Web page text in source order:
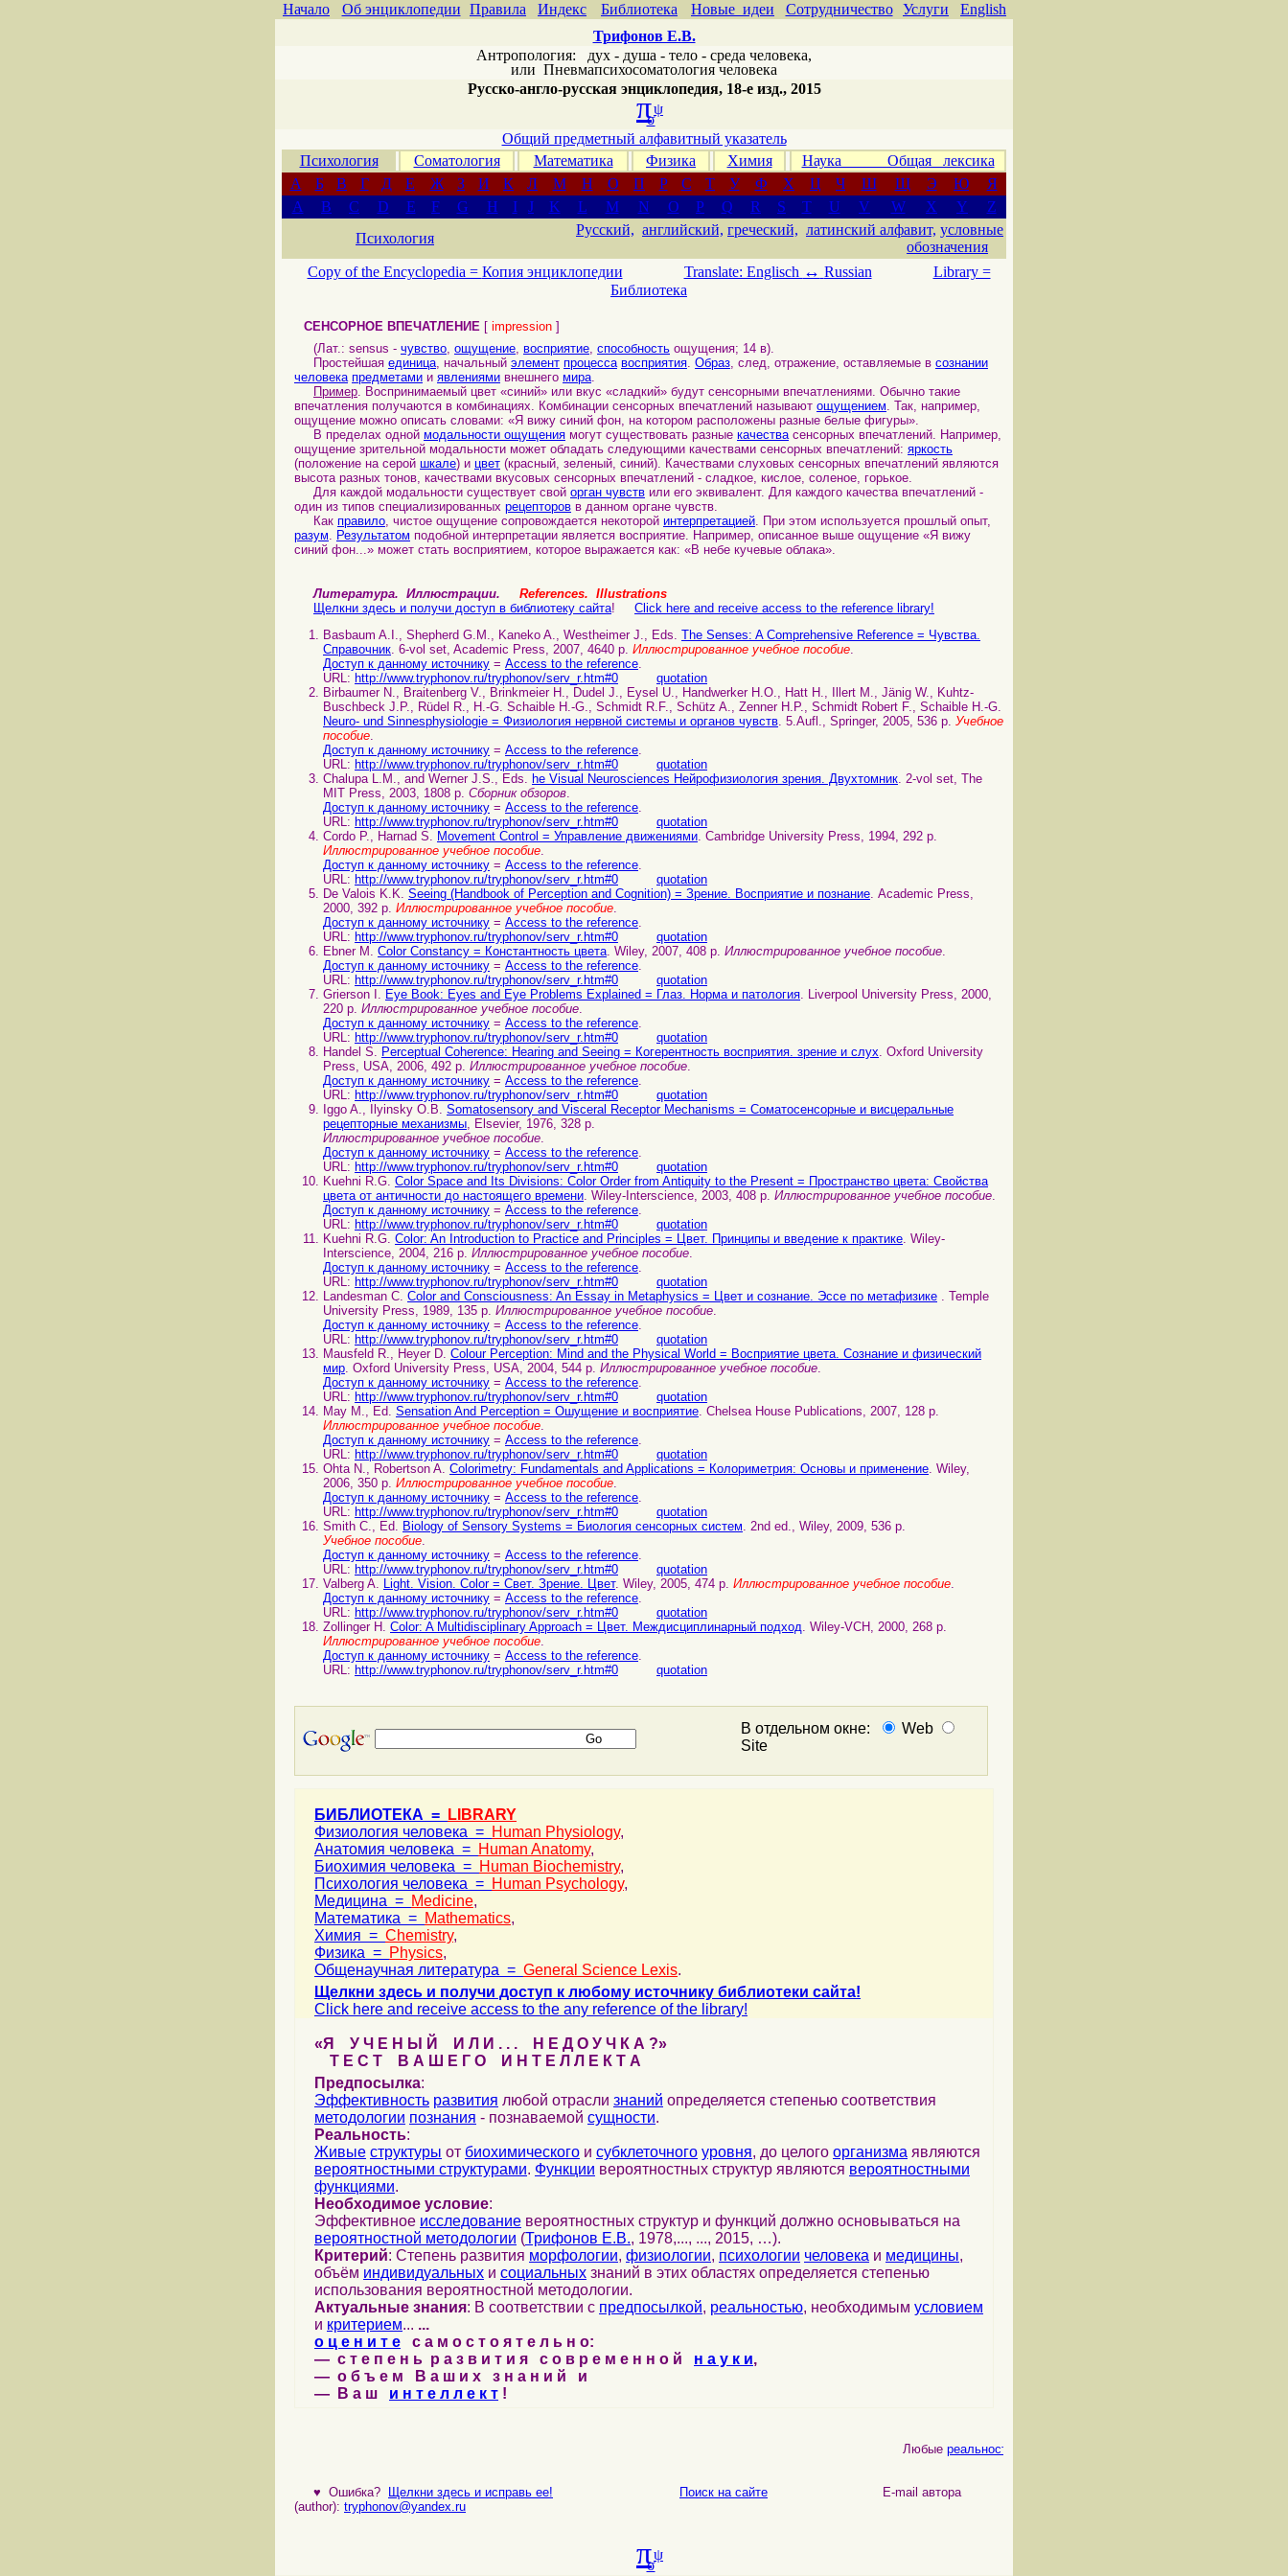
Начало Об энциклопедии Правила Индекс Библиотека Новые идеи Сотрудничество Услуги
English
Трифонов Е.В.
Антропология: дух - душа - тело - среда человека,
или Пневмапсихосоматология человека
Русско-англо-русская энциклопедия, 18-е изд., 2015
πψ
σ
Общий предметный алфавитный указатель
Психология
Соматология Математика Физика Химия
Наука Общая лексика
А
Б В Г Д Е Ж З И К Л М Н О П Р С Т У Ф Х Ц Ч Ш Щ Э Ю
Я
A
B C D E F G H I J K L M N O P Q R S T U V W X Y
Z
Психология
Русский, английский, греческий, латинский алфавит, условные
обозначения
Copy of the Encyclopedia = Копия энциклопедии Translate: Englisch ↔ Russian
Library =
Библиотека
СЕНСОРНОЕ ВПЕЧАТЛЕНИЕ [ impression ]
(Лат.: sensus - чувство, ощущение, восприятие, способность ощущения; 14 в).
Простейшая единица, начальный элемент процесса восприятия. Образ, след, отражение, оставляемые в сознании
человека предметами и явлениями внешнего мира.
Пример. Воспринимаемый цвет «синий» или вкус «сладкий» будут сенсорными впечатлениями. Обычно такие
впечатления получаются в комбинациях. Комбинации сенсорных впечатлений называют ощущением. Так, например,
ощущение можно описать словами: «Я вижу синий фон, на котором расположены разные белые фигуры».
В пределах одной модальности ощущения могут существовать разные качествасенсорных впечатлений. Например,
ощущение зрительной модальности может обладать следующими качествами сенсорных впечатлений: яркость
(положение на серой шкале) и цвет (красный, зеленый, синий). Качествами слуховых сенсорных впечатлений являются
высота разных тонов, качествами вкусовых сенсорных впечатлений - сладкое, кислое, соленое, горькое.
Для каждой модальности существует свой орган чувств или его эквивалент. Для каждого качества впечатлений -
один из типов специализированных рецепторов в данном органе чувств.
Как правило, чистое ощущение сопровождается некоторой интерпретацией. При этом используется прошлый опыт,
разум. Результатом подобной интерпретации является восприятие. Например, описанное выше ощущение «Я вижу
синий фон...» может стать восприятием, которое выражается как: «В небе кучевые облака».
Литература. Иллюстрации. References. Illustrations
Щелкни здесь и получи доступ в библиотеку сайта! Click here and receive access to the reference library!
Basbaum A.I., Shepherd G.M., Kaneko A., Westheimer J., Eds. The Senses: A Comprehensive Reference = Чувства.
Справочник. 6-vol set, Academic Press, 2007, 4640 p. Иллюстрированное учебное пособие.
Доступ к данному источнику = Access to the reference.
URL: http://www.tryphonov.ru/tryphonov/serv_r.htm#0
quotation
Birbaumer N., Braitenberg V., Brinkmeier H., Dudel J., Eysel U., Handwerker H.O., Hatt H., Illert M., Jänig W., Kuhtz-
Buschbeck J.P., Rüdel R., H.-G. Schaible H.-G., Schmidt R.F., Schütz A., Zenner H.P., Schmidt Robert F., Schaible H.-G.
Neuro- und Sinnesphysiologie = Физиология нервной системы и органов чувств. 5.Aufl., Springer, 2005, 536 p. Учебное
пособие.
Доступ к данному источнику = Access to the reference.
URL: http://www.tryphonov.ru/tryphonov/serv_r.htm#0
quotation
Chalupa L.M., and Werner J.S., Eds. he Visual Neurosciences Нейрофизиология зрения. Двухтомник. 2-vol set, The
MIT Press, 2003, 1808 p. Сборник обзоров.
Доступ к данному источнику = Access to the reference.
URL: http://www.tryphonov.ru/tryphonov/serv_r.htm#0
quotation
Cordo P., Harnad S. Movement Control = Управление движениями. Cambridge University Press, 1994, 292 p.
Иллюстрированное учебное пособие.
Доступ к данному источнику = Access to the reference.
URL: http://www.tryphonov.ru/tryphonov/serv_r.htm#0
quotation
De Valois K.K. Seeing (Handbook of Perception and Cognition) = Зрение. Восприятие и познание. Academic Press,
2000, 392 p. Иллюстрированное учебное пособие.
Доступ к данному источнику = Access to the reference.
URL: http://www.tryphonov.ru/tryphonov/serv_r.htm#0
quotation
Ebner M. Color Constancy = Константность цвета. Wiley, 2007, 408 p. Иллюстрированное учебное пособие.
Доступ к данному источнику = Access to the reference.
URL: http://www.tryphonov.ru/tryphonov/serv_r.htm#0
quotation
Grierson I. Eye Book: Eyes and Eye Problems Explained = Глаз. Норма и патология. Liverpool University Press, 2000,
220 p. Иллюстрированное учебное пособие.
Доступ к данному источнику = Access to the reference.
URL: http://www.tryphonov.ru/tryphonov/serv_r.htm#0
quotation
Handel S. Perceptual Coherence: Hearing and Seeing = Когерентность восприятия. зрение и слух. Oxford University
Press, USA, 2006, 492 p. Иллюстрированное учебное пособие.
Доступ к данному источнику = Access to the reference.
URL: http://www.tryphonov.ru/tryphonov/serv_r.htm#0
quotation
Iggo A., Ilyinsky O.B. Somatosensory and Visceral Receptor Mechanisms = Соматосенсорные и висцеральные
рецепторные механизмы, Elsevier, 1976, 328 p.
Иллюстрированное учебное пособие.
Доступ к данному источнику = Access to the reference.
URL: http://www.tryphonov.ru/tryphonov/serv_r.htm#0
quotation
Kuehni R.G. Color Space and Its Divisions: Color Order from Antiquity to the Present = Пространство цвета: Свойства
цвета от античности до настоящего времени. Wiley-Interscience, 2003, 408 p. Иллюстрированное учебное пособие.
Доступ к данному источнику = Access to the reference.
URL: http://www.tryphonov.ru/tryphonov/serv_r.htm#0
quotation
Kuehni R.G. Color: An Introduction to Practice and Principles = Цвет. Принципы и введение к практике. Wiley-
Interscience, 2004, 216 p. Иллюстрированное учебное пособие.
Доступ к данному источнику = Access to the reference.
URL: http://www.tryphonov.ru/tryphonov/serv_r.htm#0
quotation
Landesman C. Color and Consciousness: An Essay in Metaphysics = Цвет и сознание. Эссе по метафизике . Temple
University Press, 1989, 135 p. Иллюстрированное учебное пособие.
Доступ к данному источнику = Access to the reference.
URL: http://www.tryphonov.ru/tryphonov/serv_r.htm#0
quotation
Mausfeld R., Heyer D. Colour Perception: Mind and the Physical World = Восприятие цвета. Сознание и физический
мир. Oxford University Press, USA, 2004, 544 p. Иллюстрированное учебное пособие.
Доступ к данному источнику = Access to the reference.
URL: http://www.tryphonov.ru/tryphonov/serv_r.htm#0
quotation
May M., Ed. Sensation And Perception = Ошущение и восприятие. Chelsea House Publications, 2007, 128 p.
Иллюстрированное учебное пособие.
Доступ к данному источнику = Access to the reference.
URL: http://www.tryphonov.ru/tryphonov/serv_r.htm#0
quotation
Ohta N., Robertson A. Colorimetry: Fundamentals and Applications = Колориметрия: Основы и применение. Wiley,
2006, 350 p. Иллюстрированное учебное пособие.
Доступ к данному источнику = Access to the reference.
URL: http://www.tryphonov.ru/tryphonov/serv_r.htm#0
quotation
Smith C., Ed. Biology of Sensory Systems = Биология сенсорных систем. 2nd ed., Wiley, 2009, 536 p.
Учебное пособие.
Доступ к данному источнику = Access to the reference.
URL: http://www.tryphonov.ru/tryphonov/serv_r.htm#0
quotation
Valberg A. Light. Vision. Color = Свет. Зрение. Цвет. Wiley, 2005, 474 p. Иллюстрированное учебное пособие.
Доступ к данному источнику = Access to the reference.
URL: http://www.tryphonov.ru/tryphonov/serv_r.htm#0
quotation
Zollinger H. Color: A Multidisciplinary Approach = Цвет. Междисциплинарный подход. Wiley-VCH, 2000, 268 p.
Иллюстрированное учебное пособие.
Доступ к данному источнику = Access to the reference.
URL: http://www.tryphonov.ru/tryphonov/serv_r.htm#0 quotation
В отдельном окне:
Web
Site
БИБЛИОТЕКА =
LIBRARY
Физиология человека = Human Physiology,
Анатомия человека = Human Anatomy,
Биохимия человека = Human Biochemistry,
Психология человека = Human Psychology,
Медицина = Medicine,
Математика = Mathematics,
Химия = Chemistry,
Физика = Physics,
Общенаучная литература = General Science Lexis.
Щелкни здесь и получи доступ к любому источнику библиотеки сайта!
Click here and receive access to the any reference of the library!
«Я У Ч Е Н Ы Й И Л И . . . Н Е Д О У Ч К А ?»
Т Е С Т В А Ш Е Г О И Н Т Е Л Л Е К Т А
Предпосылка:
Эффективность развития любой отрасли знаний определяется степенью соответствия
методологии познания - познаваемой сущности.
Реальность:
Живые структуры от биохимического и субклеточного уровня, до целого организма являются
вероятностными структурами. Функции вероятностных структур являются вероятностными
функциями.
Необходимое условие:
Эффективное исследование вероятностных структур и функций должно основываться на
вероятностной методологии (Трифонов Е.В., 1978,..., ..., 2015, …).
Критерий: Степень развития морфологии, физиологии, психологии человека и медицины,
объём индивидуальных и социальных знаний в этих областях определяется степенью
использования вероятностной методологии.
Актуальные знания: В соответствии с предпосылкой, реальностью, необходимым условием
и критерием... ...
о ц е н и т е с а м о с т о я т е л ь н о:
— с т е п е н ь р а з в и т и я с о в р е м е н н о й н а у к и,
— о б ъ е м В а ш и х з н а н и й и
— В а ш и н т е л л е к т !
Любыереальности, как
♥ Ошибка? Щелкни здесь и исправь ее! Поиск на сайте E-mail автора
(author): tryphonov@yandex.ru
πψ
σ